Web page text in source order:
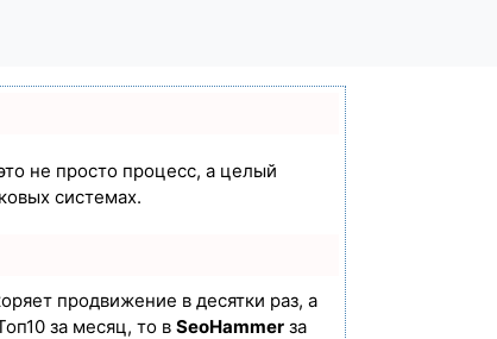
не просто процесс, а целый
системах.
продвижение в десятки раз, а
за месяц, то в SeoHammer за